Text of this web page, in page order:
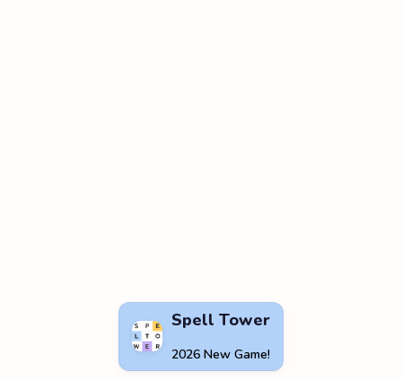
Spell Tower
2026 New Game!